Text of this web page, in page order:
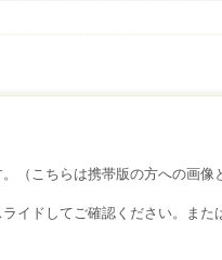
（こちらは携帯版の方への画像
イドしてご確認ください。また